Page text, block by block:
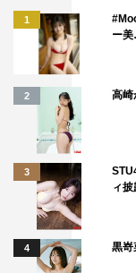
1
ー
2 高崎
3
ィ披
4 黒嵜